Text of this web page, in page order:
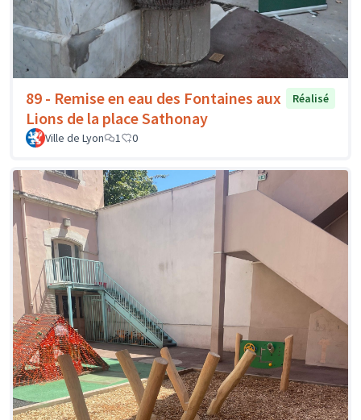
89 - Remise en eau des Fontaines aux
Lions de la place Sathonay
Réalisé
Ville de Lyon 1 0